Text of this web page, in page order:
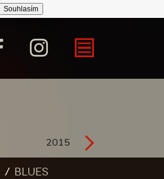
Souhlasím
2015
Blues